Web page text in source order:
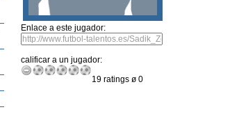
Enlace a este jugador:
calificar a un jugador:
19 ratings ø 0